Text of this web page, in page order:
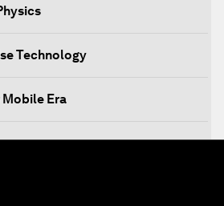
Technology
Mobile Era